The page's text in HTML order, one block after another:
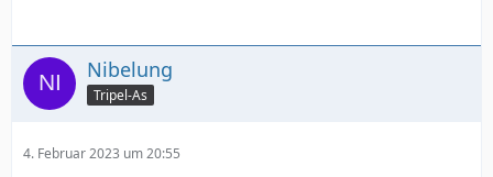
Nibelung
Tripel-As
4. Februar 2023 um 20:55